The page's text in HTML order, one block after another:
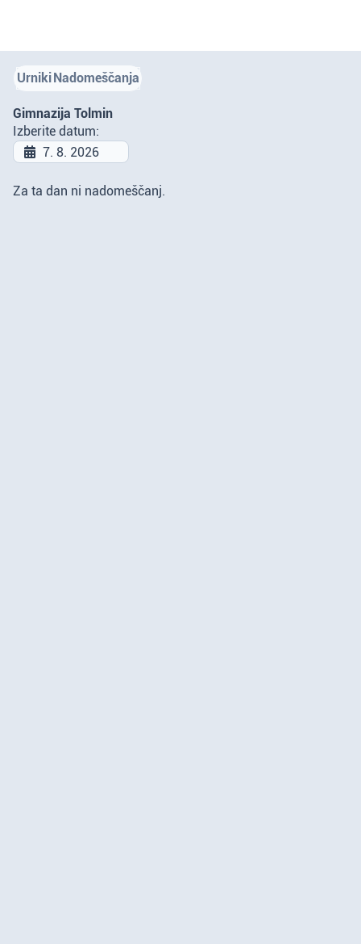
UrnikiNadomeščanja
Gimnazija Tolmin
Izberite datum:
Za ta dan ni nadomeščanj.